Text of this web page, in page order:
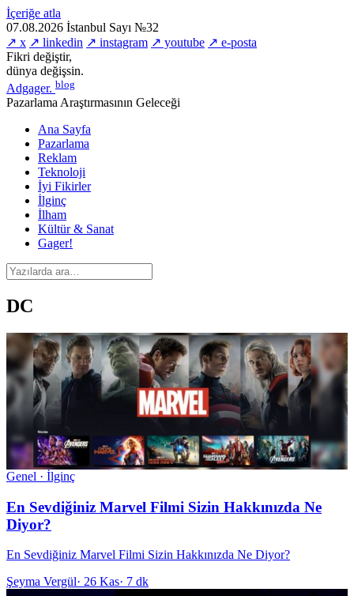
İçeriğe atla
07.08.2026 İstanbul Sayı №32
↗ x ↗ linkedin ↗ instagram ↗ youtube ↗ e-posta
Fikri değiştir,
dünya değişsin.
Adgager. blog
Pazarlama Araştırmasının Geleceği
Ana Sayfa
Pazarlama
Reklam
Teknoloji
İyi Fikirler
İlginç
İlham
Kültür & Sanat
Gager!
DC
Genel · İlginç
En Sevdiğiniz Marvel Filmi Sizin Hakkınızda Ne
Diyor?
En Sevdiğiniz Marvel Filmi Sizin Hakkınızda Ne Diyor?
Şeyma Vergül· 26 Kas· 7 dk